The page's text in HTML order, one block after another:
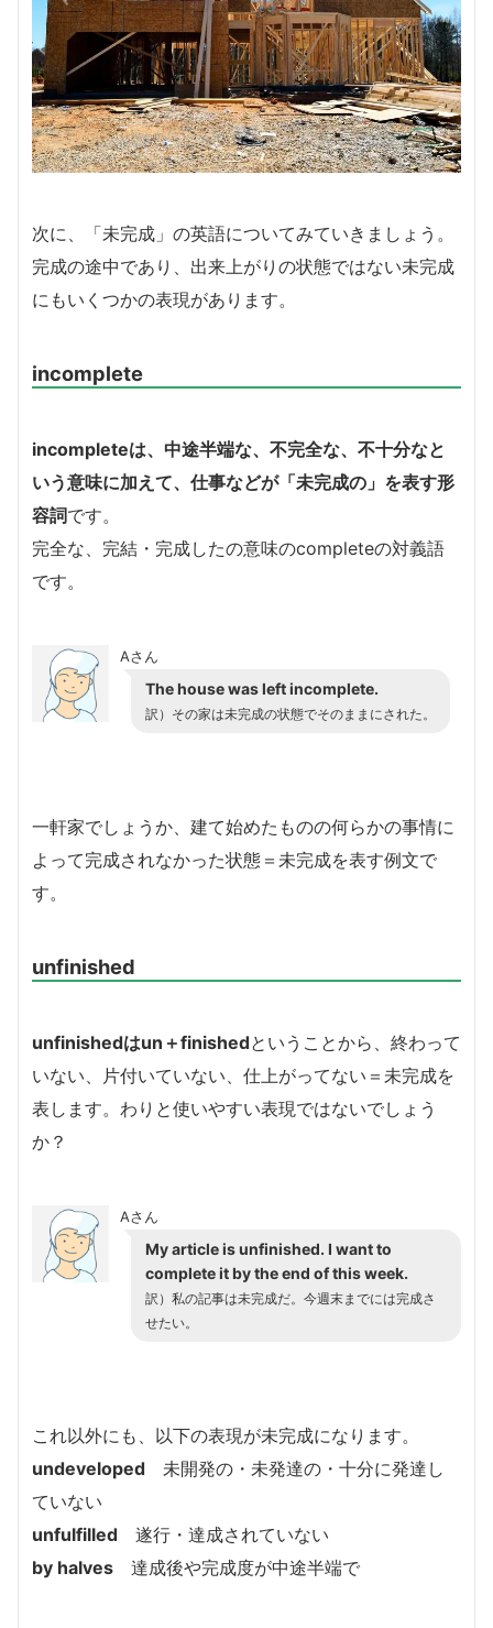
次に、「未完成」の英語についてみていきましょう。
完成の途中であり、出来上がりの状態ではない未完成
にもいくつかの表現があります。
incomplete
incompleteは、中途半端な、不完全な、不十分なと
いう意味に加えて、仕事などが「未完成の」を表す形
容詞です。
完全な、完結・完成したの意味のcompleteの対義語
です。
Aさん
The house was left incomplete.
訳）その家は未完成の状態でそのままにされた。
一軒家でしょうか、建て始めたものの何らかの事情に
よって完成されなかった状態＝未完成を表す例文で
す。
unfinished
unfinishedはun＋finishedということから、終わって
いない、片付いていない、仕上がってない＝未完成を
表します。わりと使いやすい表現ではないでしょう
か？
Aさん
My article is unfinished. I want to
complete it by the end of this week.
訳）私の記事は未完成だ。今週末までには完成さ
せたい。
これ以外にも、以下の表現が未完成になります。
undeveloped 未開発の・未発達の・十分に発達し
ていない
unfulfilled 遂行・達成されていない
by halves 達成後や完成度が中途半端で